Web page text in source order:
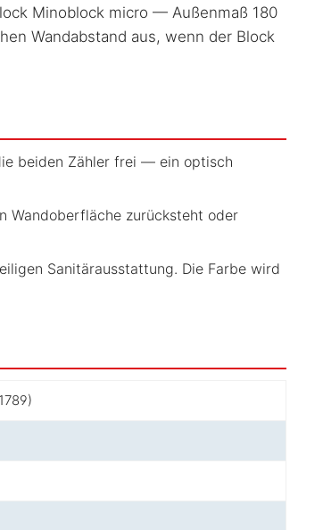
Minoblock micro — Außenmaß 180
Wandabstand aus, wenn der Block
beiden Zähler frei — ein optisch
Wandoberfläche zurücksteht oder
Sanitärausstattung. Die Farbe wird